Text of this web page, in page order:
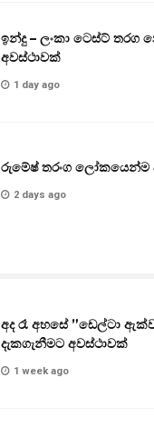
ඉන්දු – ලංකා ටෙස්ට් තරග
අවස්ථාවක්
1 day ago
රුමේෂ් තරංග ලෝකයෙන්ම
2 days ago
අද රෑ අහසේ ”ඩෙල්ටා
දැකගැනීමට අවස්ථාවක්
1 week ago